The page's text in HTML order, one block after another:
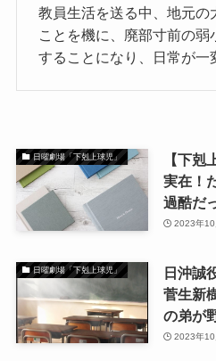
教員生活を送る中、地元の
ことを機に、廃部寸前の弱
することになり、日常が一
日曜劇場「下剋上球児」
【下剋
実在！
過酷だ
2023年10
日曜劇場「下剋上球児」
日沖誠
菅生新
の弟が
2023年10